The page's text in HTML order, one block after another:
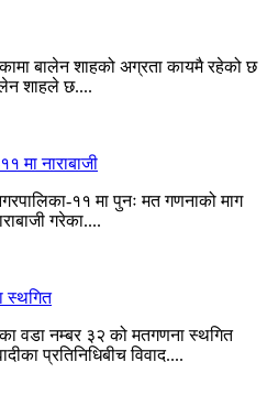
बालेन शाहको अग्रता कायमै रहेको छ
शाहले छ....
मा नाराबाजी
११ मा पुनः मत गणनाको माग
गरेका....
स्थगित
वडा नम्बर ३२ को मतगणना स्थगित
प्रतिनिधिबीच विवाद....